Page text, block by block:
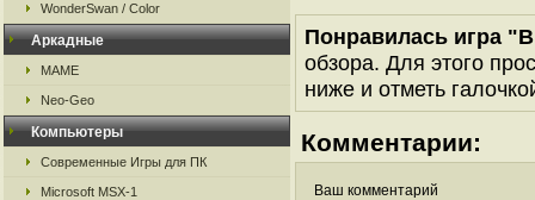
WonderSwan / Color
Аркадные
MAME
Neo-Geo
Компьютеры
Современные Игры для ПК
Microsoft MSX-1
Понравилась игра
обзора. Для этого
ниже и отметь
Комментарии:
Ваш комментарий